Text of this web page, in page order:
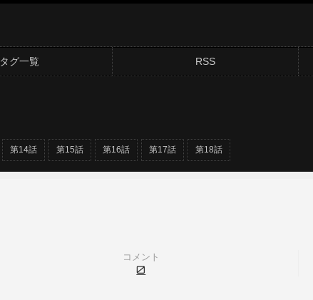
タグ一覧 RSS
第14話 第15話 第16話 第17話 第18話
コメント
0